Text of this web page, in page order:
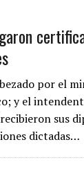
por el
y el
sus
dictadas…